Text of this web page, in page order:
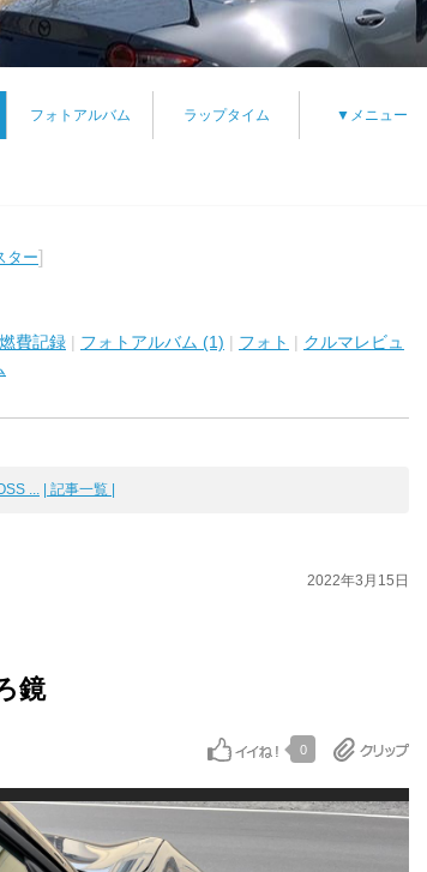
フォトアルバム ラップタイム ▼メニュー
ター]
燃費記録 | フォトアルバム (1) | フォト | クルマレビュ
... | 記事一覧 |
2022年3月15日
鏡
0